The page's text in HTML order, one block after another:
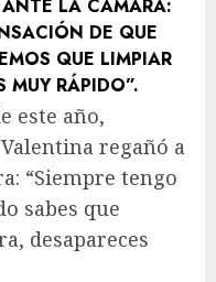
este año,
regañó a
“Siempre tengo
sabes que
desapareces